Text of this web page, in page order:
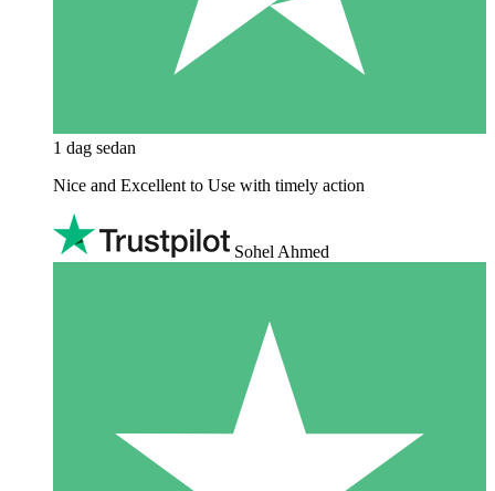
1 dag sedan
Nice and Excellent to Use with timely action
Sohel Ahmed